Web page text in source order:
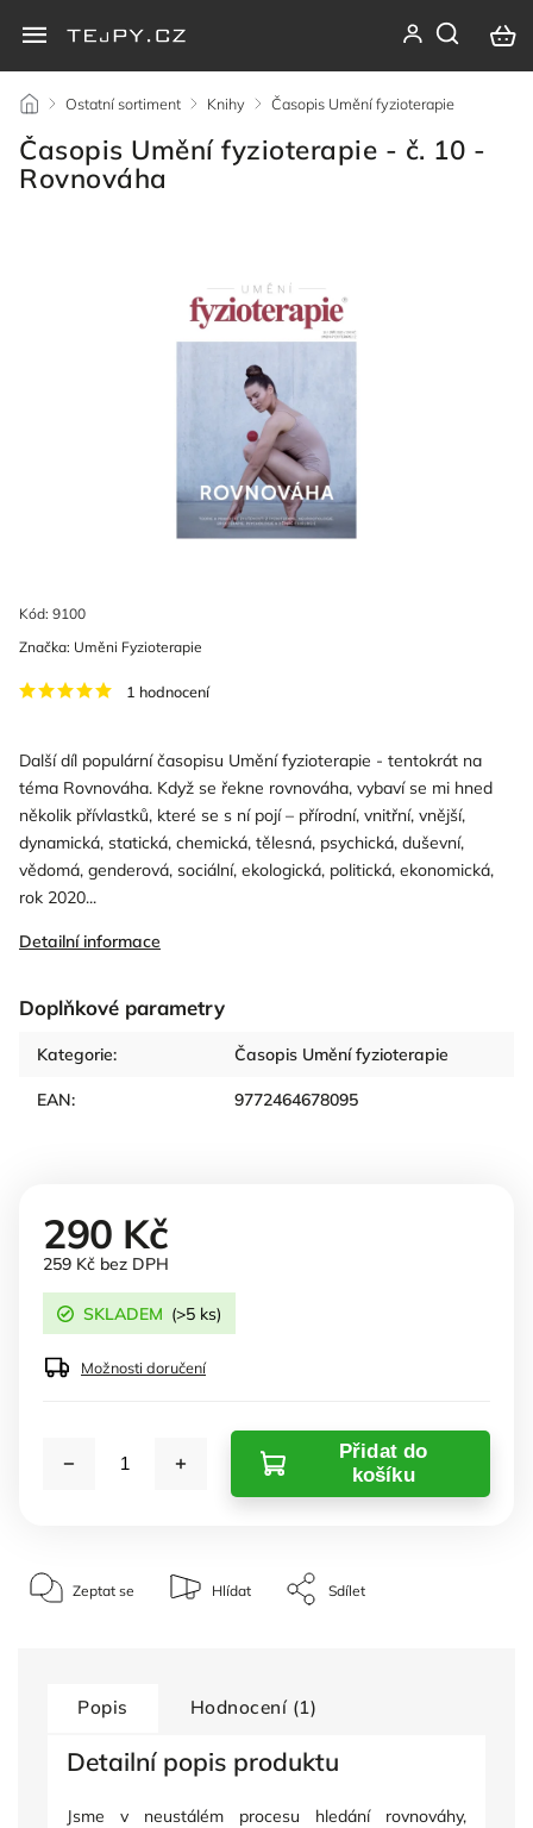
/ Ostatní sortiment / Knihy / Časopis Umění fyzioterapie
Časopis Umění fyzioterapie - č. 10 -
Rovnováha
Kód: 9100
1 hodnocení
Další díl populární časopisu Umění fyzioterapie - tentokrát na
téma Rovnováha. Když se řekne rovnováha, vybaví se mi hned
několik přívlastků, které se s ní pojí – přírodní, vnitřní, vnější,
dynamická, statická, chemická, tělesná, psychická, duševní,
vědomá, genderová, sociální, ekologická, politická, ekonomická,
rok 2020...
Detailní informace
Doplňkové parametry
Kategorie: Časopis Umění fyzioterapie
EAN: 9772464678095
Značka: Uměni Fyzioterapie
290 Kč
259 Kč bez DPH
SKLADEM (>5 ks)
Možnosti doručení
Přidat do
košíku
Zeptat se Hlídat Sdílet
Popis Hodnocení (1)
Detailní popis produktu
Jsme v neustálém procesu hledání rovnováhy,